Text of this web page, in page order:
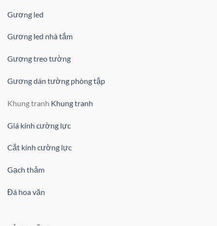
Gương led
Gương led nhà tắm
Gương treo tường
Gương dán tường phòng tập
Khung tranh Khung tranh
Giá kính cường lực
Cắt kính cường lực
Gạch thảm
Đá hoa văn